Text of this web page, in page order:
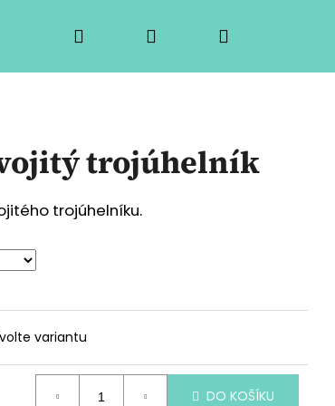
O mně Kontaktní formulář
Přihlášení
trojúhelník
trojúhelníku.
variantu
DO KOŠÍKU